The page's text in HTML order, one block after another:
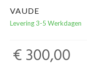
VAUDE
Levering 3-5 Werkdagen
€ 300,00